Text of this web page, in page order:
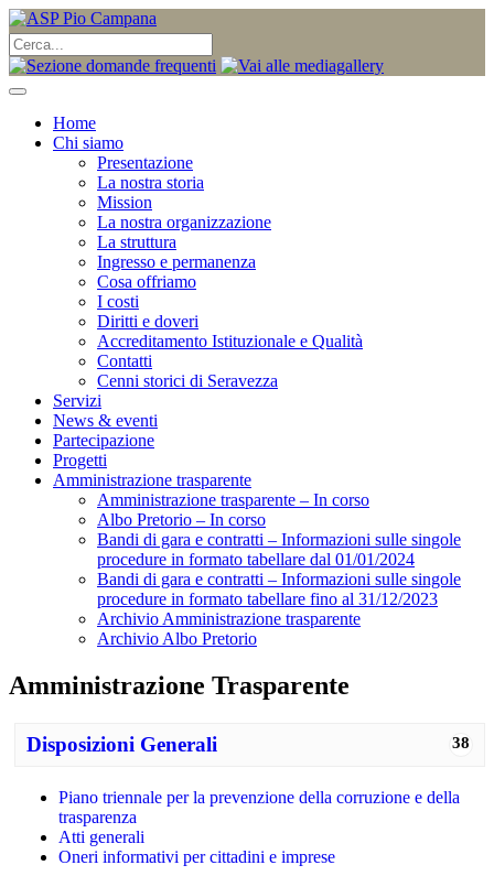
Home
Chi siamo
Presentazione
La nostra storia
Mission
La nostra organizzazione
La struttura
Ingresso e permanenza
Cosa offriamo
I costi
Diritti e doveri
Accreditamento Istituzionale e Qualità
Contatti
Cenni storici di Seravezza
Servizi
News & eventi
Partecipazione
Progetti
Amministrazione trasparente
Amministrazione trasparente – In corso
Albo Pretorio – In corso
Bandi di gara e contratti – Informazioni sulle singole
procedure in formato tabellare dal 01/01/2024
Bandi di gara e contratti – Informazioni sulle singole
procedure in formato tabellare fino al 31/12/2023
Archivio Amministrazione trasparente
Archivio Albo Pretorio
Amministrazione Trasparente
38
Disposizioni Generali
Piano triennale per la prevenzione della corruzione e della
trasparenza
Atti generali
Oneri informativi per cittadini e imprese